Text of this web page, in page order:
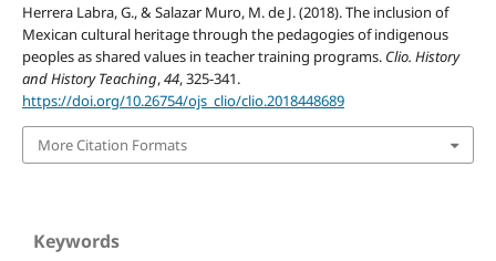
Herrera Labra, G., & Salazar Muro, M. de J. (2018). The inclusion of
Mexican cultural heritage through the pedagogies of indigenous
peoples as shared values in teacher training programs. Clio. History
and History Teaching,44, 325-341.
https://doi.org/10.26754/ojs_clio/clio.2018448689
More Citation Formats
Keywords